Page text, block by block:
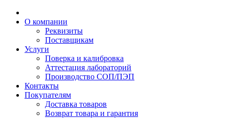
О компании
Реквизиты
Поставщикам
Услуги
Поверка и калибровка
Аттестация лабораторий
Производство СОП/ПЭП
Контакты
Покупателям
Доставка товаров
Возврат товара и гарантия